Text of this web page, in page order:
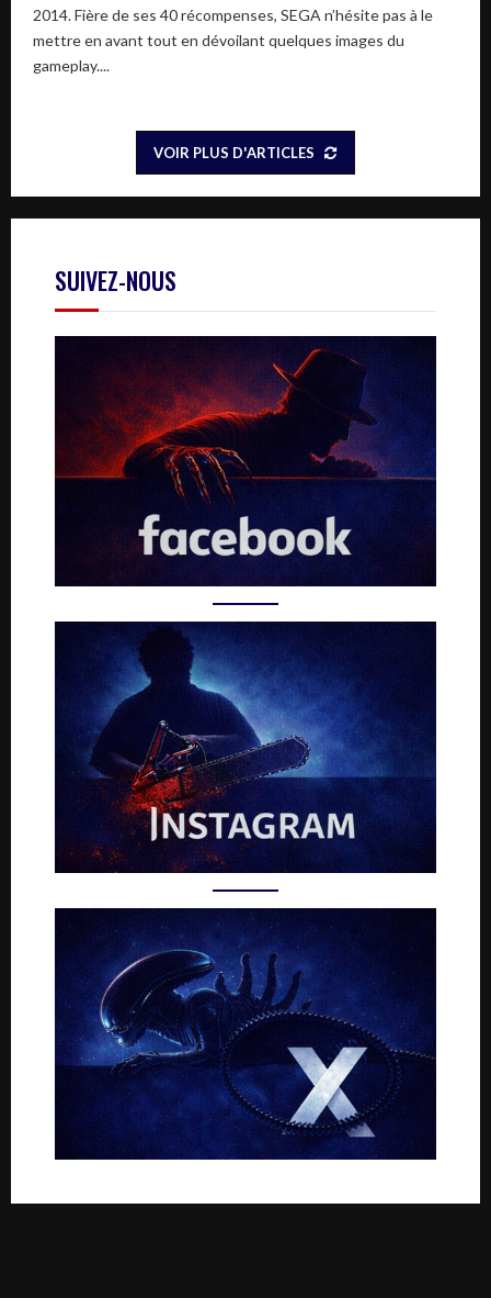
2014. Fière de ses 40 récompenses, SEGA n’hésite pas à le
mettre en avant tout en dévoilant quelques images du
gameplay....
VOIR PLUS D'ARTICLES
SUIVEZ-NOUS